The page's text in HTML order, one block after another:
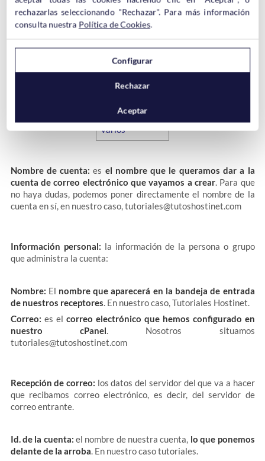
imagen puedes ver un ejemplo de rellenado de datos que, a
continuación, explicamos.Nosotros hemos creado en nuestro
cPanel del dominio tutoshostinet.com una cuenta de correo
Nombre de cuenta: es el nombre que le queramos dar a la
cuenta de correo electrónico que vayamos a crear. Para que
no haya dudas, podemos poner directamente el nombre de la
cuenta en sí, en nuestro caso, tutoriales@tutoshostinet.com
Información personal: la información de la persona o grupo
que administra la cuenta:
Nombre: El nombre que aparecerá en la bandeja de entrada
de nuestros receptores . En nuestro caso, Tutoriales Hostinet.
Correo: es el correo electrónico que hemos configurado en
nuestro cPanel. Nosotros situamos
tutoriales@tutoshostinet.com
Recepción de correo: los datos del servidor del que va a hacer
que recibamos correo electrónico, es decir, del servidor de
correo entrante.
Id. de la cuenta: el nombre de nuestra cuenta, lo que ponemos
delante de la arroba . En nuestro caso tutoriales.
rechazarlas seleccionando "Rechazar". Para más información
consulta nuestra Política de Cookies.
Configurar
Rechazar
Aceptar